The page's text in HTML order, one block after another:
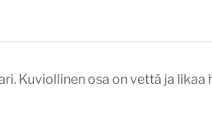
Kuviollinen osa on vettä ja likaa